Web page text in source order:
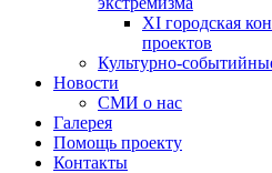
XI городская
проектов
Культурно-
Новости
СМИ о нас
Галерея
Помощь проекту
Контакты